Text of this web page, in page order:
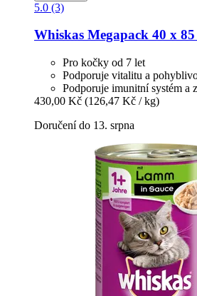
5.0 (3)
Whiskas Megapack 40 x
Pro kočky od 7 let
Podporuje vitalitu a
Podporuje imunitní systém a
430,00 Kč (126,47 Kč / kg)
Doručení do 13. srpna